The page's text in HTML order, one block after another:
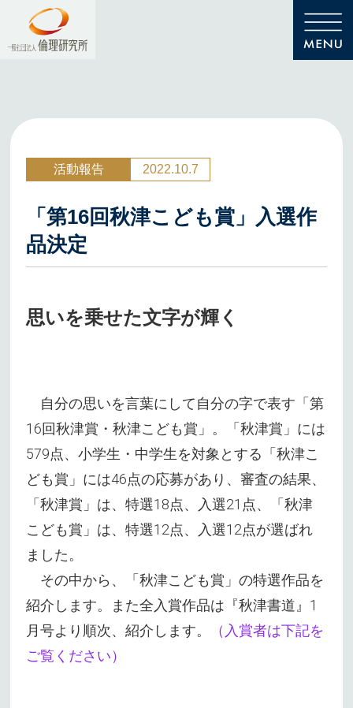
活動報告 2022.10.7
「第16回秋津こども賞」入選作
品決定
思いを乗せた文字が輝く
自分の思いを言葉にして自分の字で表す「第
16回秋津賞・秋津こども賞」。「秋津賞」には
579点、小学生・中学生を対象とする「秋津こ
ども賞」には46点の応募があり、審査の結果、
「秋津賞」は、特選18点、入選21点、「秋津
こども賞」は、特選12点、入選12点が選ばれ
ました。
その中から、「秋津こども賞」の特選作品を
紹介します。また全入賞作品は『秋津書道』1
月号より順次、紹介します。
（入賞者は下記を
ご覧ください）